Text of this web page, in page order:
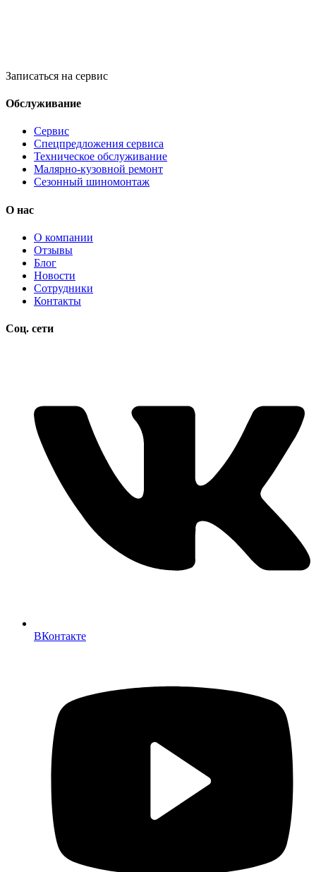
Записаться на сервис
Обслуживание
Сервис
Спецпредложения сервиса
Техническое обслуживание
Малярно-кузовной ремонт
Сезонный шиномонтаж
О нас
О компании
Отзывы
Блог
Новости
Сотрудники
Контакты
Соц. сети
ВКонтакте